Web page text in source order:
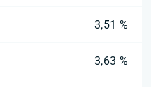
3,51 %
3,63 %